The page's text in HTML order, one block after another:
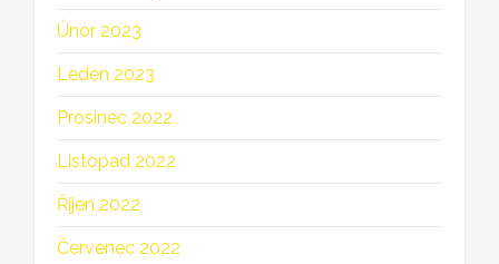
Únor 2023
Leden 2023
Prosinec 2022
Listopad 2022
Říjen 2022
Červenec 2022